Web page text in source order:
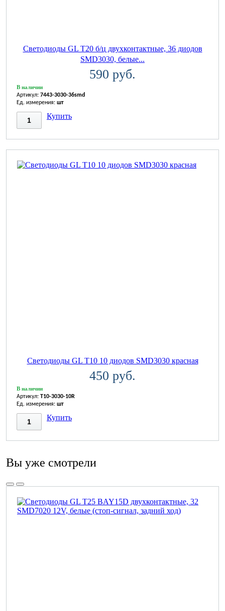
Светодиоды GL T20 б/ц двухконтактные, 36 диодов
SMD3030, белые...
590 руб.
В наличии
Артикул: 7443-3030-36smd
Ед. измерения: шт
Купить
Светодиоды GL T10 10 диодов SMD3030 красная
450 руб.
В наличии
Артикул: T10-3030-10R
Ед. измерения: шт
Купить
Вы уже смотрели